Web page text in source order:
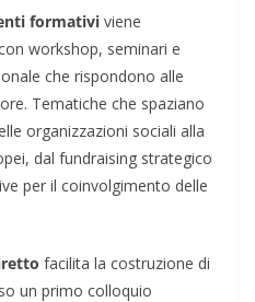
formativi viene
workshop, seminari e
che rispondono alle
Tematiche che spaziano
organizzazioni sociali alla
dal fundraising strategico
per il coinvolgimento delle
facilita la costruzione di
un primo colloquio